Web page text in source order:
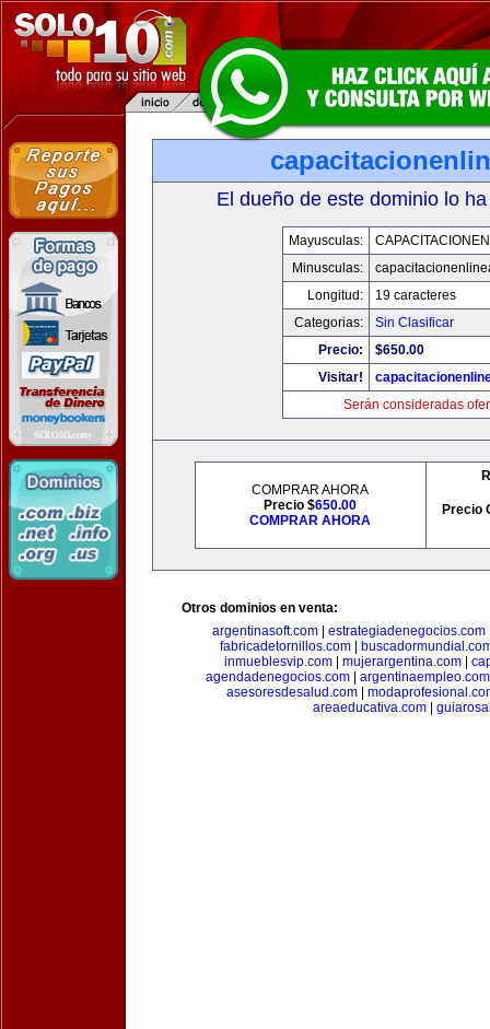
El dueño de este dominio lo
Mayusculas:
Minusculas:
Longitud:
19 caracteres
Categorias:
Sin Clasificar
Precio:
$650.00
Visitar!
Serán consideradas
COMPRAR AHORA
Precio $650.00
COMPRAR AHORA
Precio
Otros dominios en venta:
argentinasoft.com| estrategiadenegocios.com
fabricadetornillos.com
inmueblesvip.com
mujerargentina.com
agendadenegocios.com| argentinaempleo.com
asesoresdesalud.com|
areaeducativa.com|